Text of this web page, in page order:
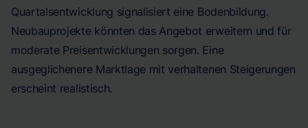
Quartalsentwicklung signalisiert eine Bodenbildung.
Neubauprojekte könnten das Angebot erweitern und für
moderate Preisentwicklungen sorgen. Eine
ausgeglichenere Marktlage mit verhaltenen Steigerungen
erscheint realistisch.